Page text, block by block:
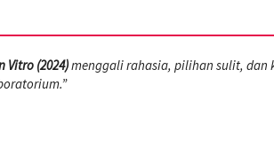
Vitro (2024)menggali rahasia, pilihan sulit, dan